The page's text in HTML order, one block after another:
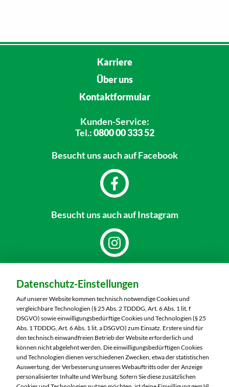
Karriere
Über uns
Kontaktformular
Kunden-Service:
Tel.:0800 00 333 52
Besucht unsauch auf Facebook
Besucht unsauch auf Instagram
MARKTKAUF Nürnberg-Mögeldorf
Laufamholzstraße 40/42
90482 Nürnberg
Telefon:0911 54340
Markt ändern
Öffnungszeiten diese Woche:
Datenschutz-Einstellungen
Auf unserer Website kommen technisch notwendige Cookies und
vergleichbare Technologien (§ 25 Abs. 2 TDDDG, Art. 6 Abs. 1 lit. f
DSGVO) sowie einwilligungsbedürftige Cookies und Technologien (§ 25
Abs. 1 TDDDG, Art. 6 Abs. 1 lit. a DSGVO) zum Einsatz. Erstere sind für
den technisch einwandfreien Betrieb der Website erforderlich und
können nicht abgelehnt werden. Die einwilligungsbedürftigen Cookies
und Technologien dienen verschiedenen Zwecken, etwa der statistischen
Auswertung, der Verbesserung unseres Webauftritts oder der Anzeige
personalisierter Inhalte und Werbung. Sofern Sie diese zusätzlichen